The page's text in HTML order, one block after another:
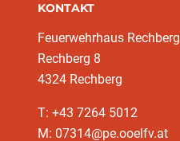
KONTAKT
Feuerwehrhaus Rechberg
Rechberg 8
4324 Rechberg
T: +43 7264 5012
M: 07314@pe.ooelfv.at